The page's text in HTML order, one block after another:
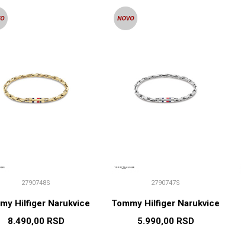
2790748S
Hilfiger Narukvice
8.490,00 RSD
2790747S
Tommy Hilfiger Narukvice
5.990,00 RSD